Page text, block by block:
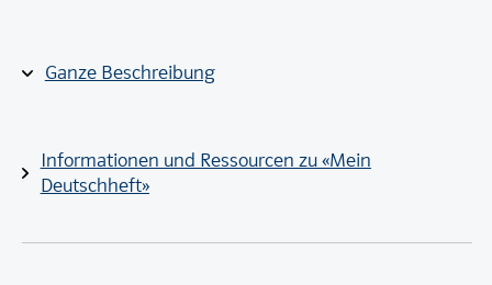
Ganze Beschreibung
Informationen und Ressourcen zu «Mein
Deutschheft»